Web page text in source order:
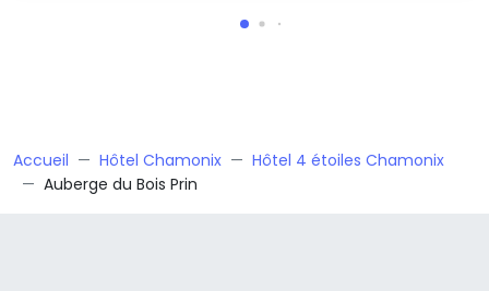
Accueil Hôtel Chamonix
Hôtel 4 étoiles Chamonix
Auberge du Bois Prin